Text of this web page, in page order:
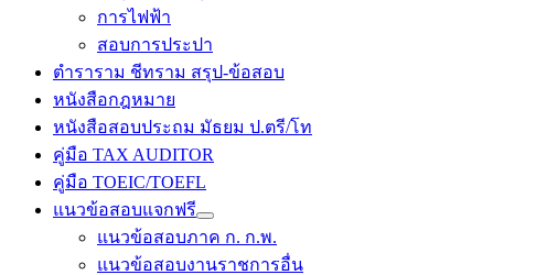
การไฟฟ้า
สอบการประปา
ตำราราม ชีทราม สรุป-ข้อสอบ
หนังสือกฎหมาย
หนังสือสอบประถม มัธยม ป.ตรี/โท
คู่มือ TAX AUDITOR
คู่มือ TOEIC/TOEFL
แนวข้อสอบแจกฟรี
แนวข้อสอบภาค ก. ก.พ.
แนวข้อสอบงานราชการอื่น